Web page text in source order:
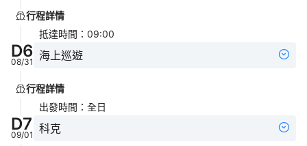
行程詳情
抵達時間 ： 09:00
D6
08/31 海上巡遊
行程詳情
出發時間 ： 全日
D7
09/01 科克